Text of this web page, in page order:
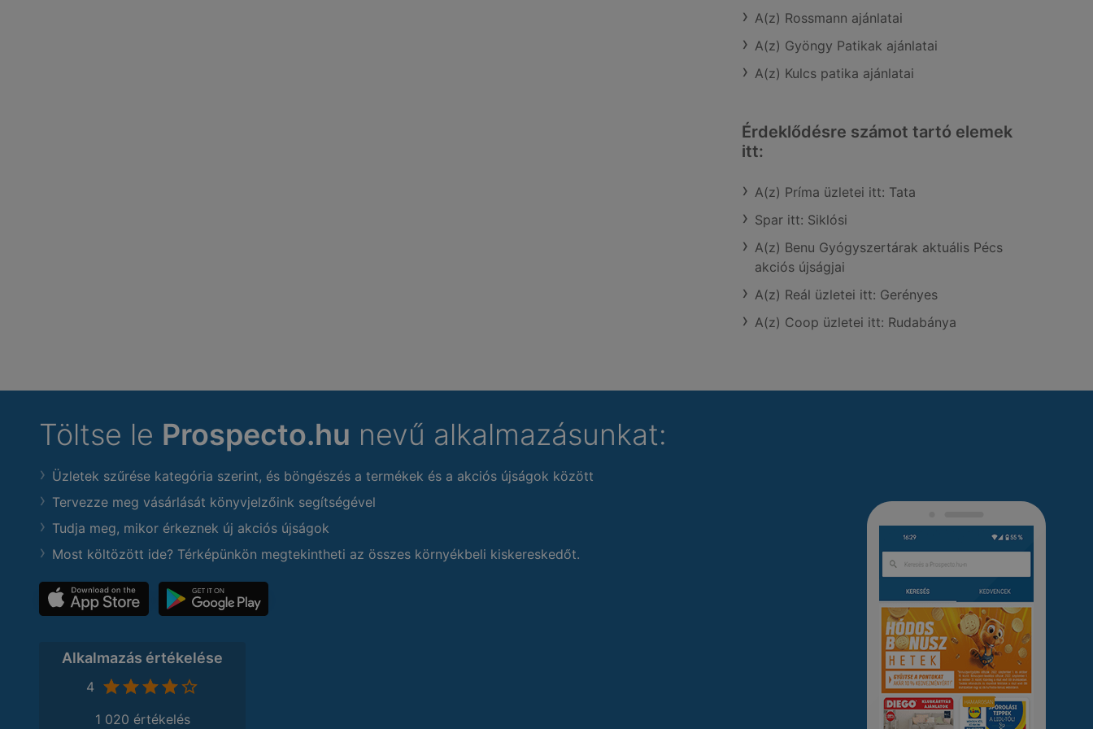
A(z) Rossmann ajánlatai
A(z) Gyöngy Patikak ajánlatai
A(z) Kulcs patika ajánlatai
Érdeklődésre számot tartó elemek
itt:
A(z) Príma üzletei itt: Tata
Spar itt: Siklósi
A(z) Benu Gyógyszertárak aktuális Pécs
akciós újságjai
A(z) Reál üzletei itt: Gerényes
A(z) Coop üzletei itt: Rudabánya
Töltse le Prospecto.hu nevű alkalmazásunkat:
Üzletek szűrése kategória szerint, és böngészés a termékek és a akciós újságok között
Tervezze meg vásárlását könyvjelzőink segítségével
Tudja meg, mikor érkeznek új akciós újságok
Most költözött ide? Térképünkön megtekintheti az összes környékbeli kiskereskedőt.
Alkalmazás értékelése
4
1 020 értékelés